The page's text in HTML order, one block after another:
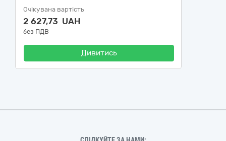
Очікувана вартість
2 627,73 UAH
без ПДВ
Дивитись